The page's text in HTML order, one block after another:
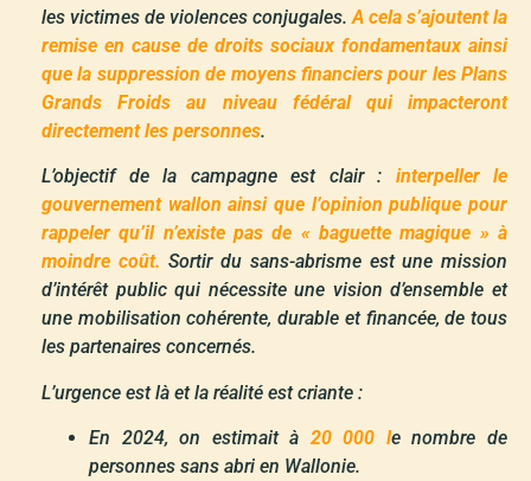
les victimes de violences conjugales. A cela s’ajoutent la
remise en cause de droits sociaux fondamentaux ainsi
que la suppression de moyens financiers pour les Plans
Grands Froids au niveau fédéral qui impacteront
directement les personnes.
L’objectif de la campagne est clair : interpeller le
gouvernement wallon ainsi que l’opinion publique pour
rappeler qu’il n’existe pas de « baguette magique » à
moindre coût.Sortir du sans-abrisme est une mission
d’intérêt public qui nécessite une vision d’ensemble et
une mobilisation cohérente, durable et financée, de tous
les partenaires concernés.
L’urgence est là et la réalité est criante :
En 2024, on estimait à 20 000 le nombre de
personnes sans abri en Wallonie.